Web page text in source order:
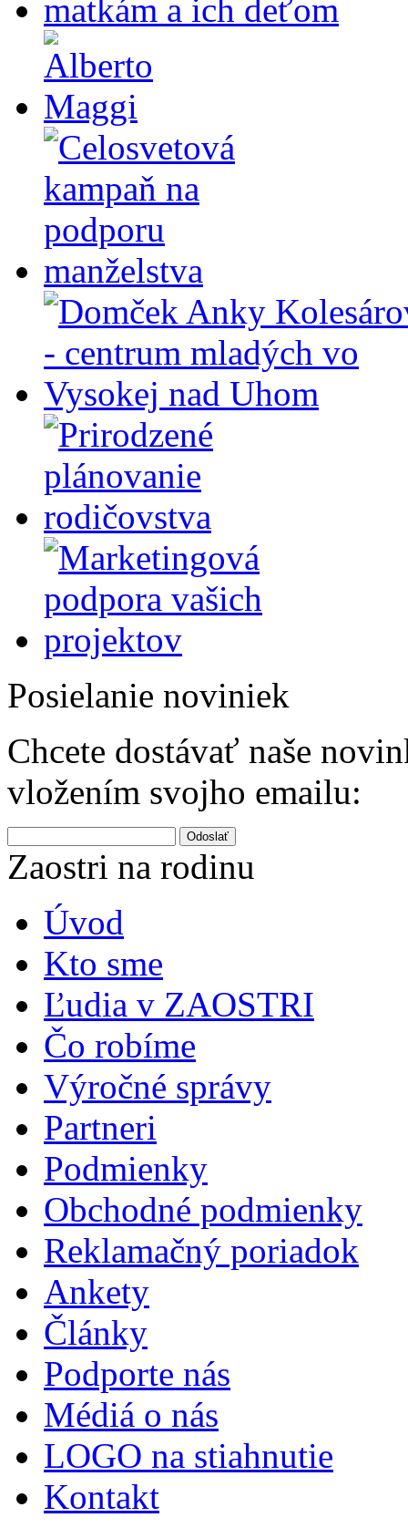
Posielanie noviniek
Chcete dostávať naše
vložením svojho emailu:
Odoslať
Zaostri na rodinu
Úvod
Kto sme
Ľudia v ZAOSTRI
Čo robíme
Výročné správy
Partneri
Podmienky
Obchodné podmienky
Reklamačný poriadok
Ankety
Články
Podporte nás
Médiá o nás
LOGO na stiahnutie
Kontakt